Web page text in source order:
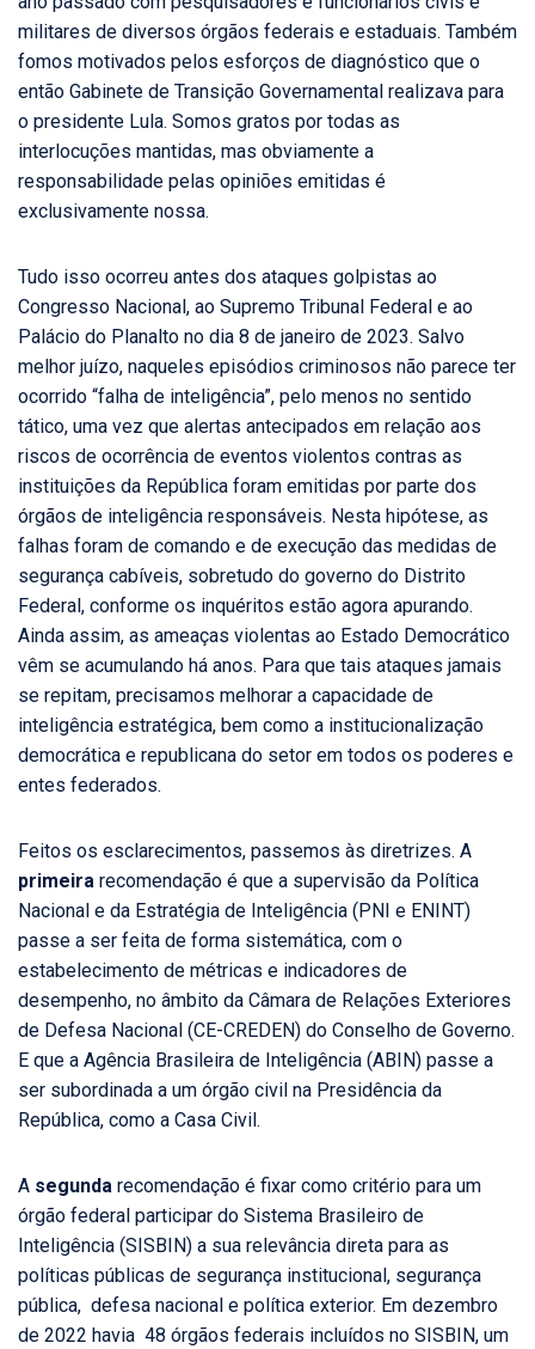
militares de diversos órgãos federais e estaduais. Também
fomos motivados pelos esforços de diagnóstico que o
então Gabinete de Transição Governamental realizava para
o presidente Lula. Somos gratos por todas as
interlocuções mantidas, mas obviamente a
responsabilidade pelas opiniões emitidas é
exclusivamente nossa.
Tudo isso ocorreu antes dos ataques golpistas ao
Congresso Nacional, ao Supremo Tribunal Federal e ao
Palácio do Planalto no dia 8 de janeiro de 2023. Salvo
melhor juízo, naqueles episódios criminosos não parece ter
ocorrido “falha de inteligência”, pelo menos no sentido
tático, uma vez que alertas antecipados em relação aos
riscos de ocorrência de eventos violentos contras as
instituições da República foram emitidas por parte dos
órgãos de inteligência responsáveis. Nesta hipótese, as
falhas foram de comando e de execução das medidas de
segurança cabíveis, sobretudo do governo do Distrito
Federal, conforme os inquéritos estão agora apurando.
Ainda assim, as ameaças violentas ao Estado Democrático
vêm se acumulando há anos. Para que tais ataques jamais
se repitam, precisamos melhorar a capacidade de
inteligência estratégica, bem como a institucionalização
democrática e republicana do setor em todos os poderes e
entes federados.
Feitos os esclarecimentos, passemos às diretrizes. A
primeira recomendação é que a supervisão da Política
Nacional e da Estratégia de Inteligência (PNI e ENINT)
passe a ser feita de forma sistemática, com o
estabelecimento de métricas e indicadores de
desempenho, no âmbito da Câmara de Relações Exteriores
de Defesa Nacional (CE-CREDEN) do Conselho de Governo.
E que a Agência Brasileira de Inteligência (ABIN) passe a
ser subordinada a um órgão civil na Presidência da
República, como a Casa Civil.
A segunda recomendação é fixar como critério para um
órgão federal participar do Sistema Brasileiro de
Inteligência (SISBIN) a sua relevância direta para as
políticas públicas de segurança institucional, segurança
pública, defesa nacional e política exterior. Em dezembro
de 2022 havia 48 órgãos federais incluídos no SISBIN, um